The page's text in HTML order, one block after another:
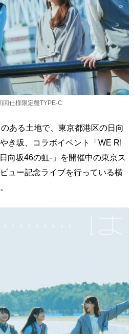
回仕様限定盤TYPE-C
ある土地で、東京都港区の日向
き坂、コラボイベント「WE R!
向坂46の虹-」を開催中の東京ス
ュー記念ライブを行っている横